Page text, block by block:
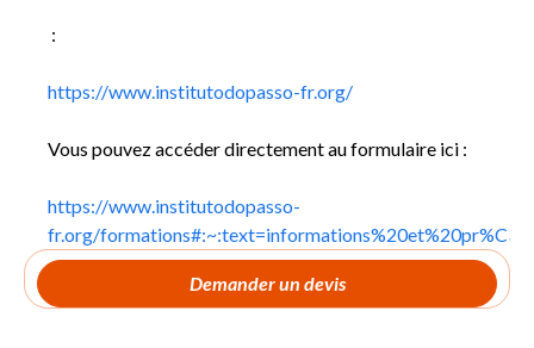
Demander un devis
:
https://www.institutodopasso-fr.org/
Vous pouvez accéder directement au formulaire ici :
https://www.institutodopasso-
fr.org/